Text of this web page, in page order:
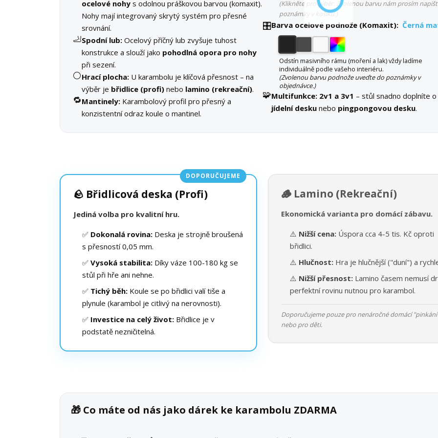
ocelové nohy s odolnou práškovou barvou (komaxit).
Nohy mají integrovaný skrytý systém pro přesné
srovnání.
🦶Spodní lub: Ocelový příčný lub zvyšuje tuhost
konstrukce a slouží jako pohodlná opora pro nohy
při sezení.
⚪Hrací plocha: U karambolu je klíčová přesnost – na
výběr je břidlice (profi) nebo lamino (rekreační).
🔁Mantinely: Karambolový profil pro přesný a
konzistentní odraz koule o mantinel.
(Klikněte pro výběr. Zvolenou barvu nám prosím
poznámky v košíku.)
🎛️Barva ocelové podnože (Komaxit): Černá
Odstín masivního rámu (moření a lak) vždy ladíme
individuálně podle vašeho interiéru.
(Zvolenou barvu podnože uveďte do poznámky v
objednávce.)
🧩Multifunkce:2v1 a 3v1 – stůl snadno doplníte o
jídelní deskunebo pingpongovou desku.
DOPORUČUJEME
🪨 Břidlicová deska (Profi)
Jediná volba pro kvalitní hru.
✅ Dokonalá rovina: Deska je strojně broušená
s přesností 0,05 mm.
✅ Vysoká stabilita: Díky váze 100-180 kg se
stůl při hře ani nehne.
✅ Tichý běh: Koule se po břidlici valí tiše a
plynule (karambol je citlivý na nerovnosti).
✅ Investice na celý život: Břidlice je v
podstatě nezničitelná.
🪵 Lamino (Rekreační)
Ekonomická varianta pro domácí zábavu.
⚠️ Nižší cena:Úspora cca 4-5 tis. Kč oproti
břidlici.
⚠️ Hlučnost:Hra je hlučnější ("duní") a
⚠️ Nižší přesnost:Lamino časem nemusí
perfektní rovinu nutnou pro karambol.
Doporučujeme pouze pro nenáročné domácí
nebo pro děti.
🎁 Co máte od nás jako dárek ke karambolu ZDARMA